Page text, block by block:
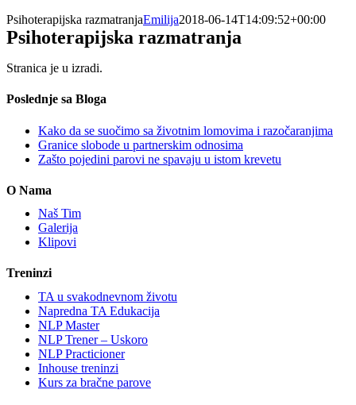
Psihoterapijska razmatranjaEmilija2018-06-14T14:09:52+00:00
Psihoterapijska razmatranja
Stranica je u izradi.
Poslednje sa Bloga
Kako da se suočimo sa životnim lomovima i razočaranjima
Granice slobode u partnerskim odnosima
Zašto pojedini parovi ne spavaju u istom krevetu
O Nama
Naš Tim
Galerija
Klipovi
Treninzi
TA u svakodnevnom životu
Napredna TA Edukacija
NLP Master
NLP Trener – Uskoro
NLP Practicioner
Inhouse treninzi
Kurs za bračne parove